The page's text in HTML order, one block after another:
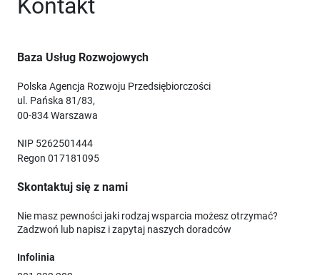
Kontakt
Baza Usług Rozwojowych
Polska Agencja Rozwoju Przedsiębiorczości
ul. Pańska 81/83,
00-834 Warszawa
NIP 5262501444
Regon 017181095
Skontaktuj się z nami
Nie masz pewności jaki rodzaj wsparcia możesz otrzymać?
Zadzwoń lub napisz i zapytaj naszych doradców
Infolinia